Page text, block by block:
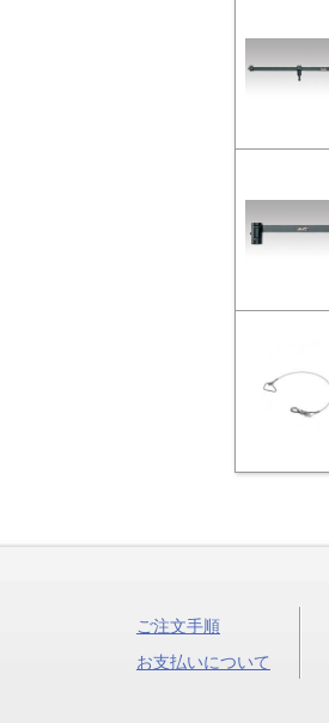
ご注文手順
お支払いについて